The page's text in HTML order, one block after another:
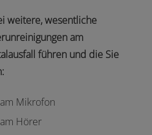
weitere, wesentliche
am
führen und die Sie
Mikrofon
Hörer